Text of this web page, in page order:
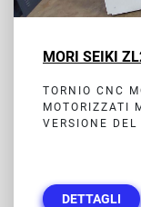
MORI SEIKI
TORNIO CNC
MOTORIZZATI
VERSIONE DEL
DETTAGLI